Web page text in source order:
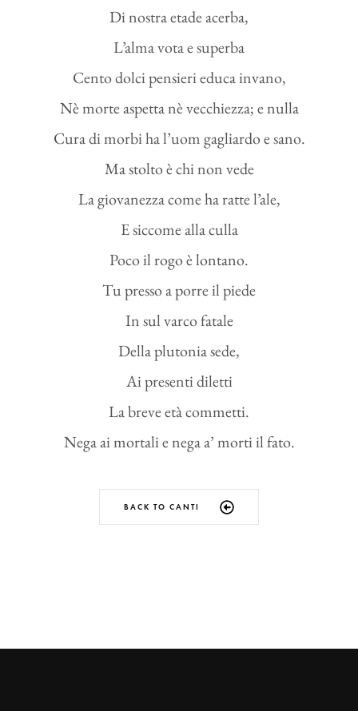
Di nostra etade acerba,
L’alma vota e superba
Cento dolci pensieri educa invano,
Nè morte aspetta nè vecchiezza; e nulla
Cura di morbi ha l’uom gagliardo e sano.
Ma stolto è chi non vede
La giovanezza come ha ratte l’ale,
E siccome alla culla
Poco il rogo è lontano.
Tu presso a porre il piede
In sul varco fatale
Della plutonia sede,
Ai presenti diletti
La breve età commetti.
Nega ai mortali e nega a’ morti il fato.
BACK TO CANTI